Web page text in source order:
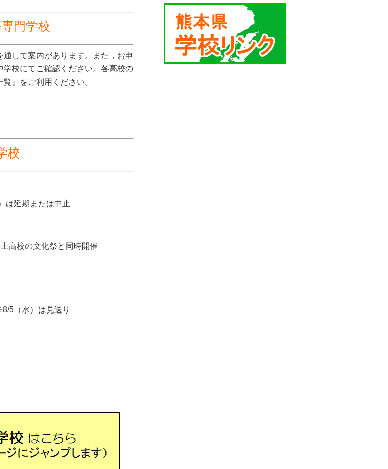
門学校
して案内があります。また，お申
校にてご確認ください。各高校の
』をご利用ください。
校
は延期または中止
高校の文化祭と同時開催
8/5（水）は見送り